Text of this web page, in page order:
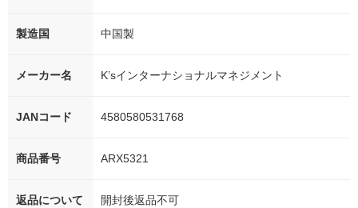
製造国 中国製
メーカー名 K’sインターナショナルマネジメント
JANコード 4580580531768
商品番号 ARX5321
返品について
開封後返品不可